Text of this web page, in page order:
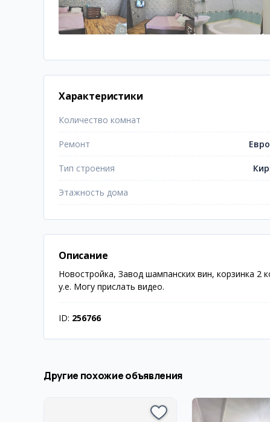
Характеристики
Количество комнат
Ремонт
Тип строения
Этажность дома
Описание
Новостройка, Завод шампанских вин, корзинка 2
у.е. Могу прислать видео.
ID: 256766
Другие похожие объявления